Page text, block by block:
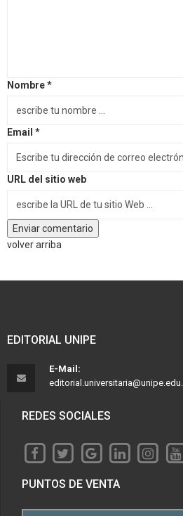
Nombre *
Email *
URL del sitio web
volver arriba
EDITORIAL UNIPE
E-Mail:
REDES SOCIALES
PUNTOS DE VENTA